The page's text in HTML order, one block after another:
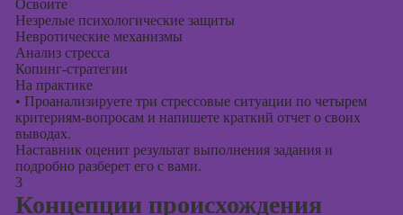
Освоите
Незрелые психологические защиты
Невротические механизмы
Анализ стресса
Копинг-стратегии
На практике
• Проанализируете три стрессовые ситуации по четырем
критериям-вопросам и напишете краткий отчет о своих
выводах.
Наставник оценит результат выполнения задания и
подробно разберет его с вами.
3
Концепции происхождения